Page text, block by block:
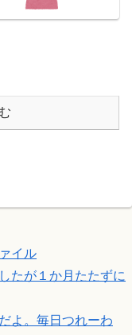
イル
たが１か月たたずに
よ。毎日つれーわ